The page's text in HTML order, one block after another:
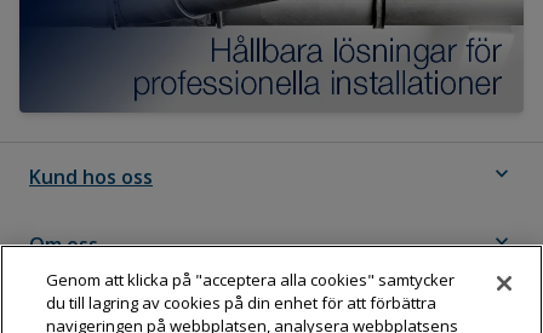
Kund hos oss expand_more
Om oss expand_more
Följ Dahl
Genom att klicka på "acceptera alla cookies" samtycker
du till lagring av cookies på din enhet för att förbättra
navigeringen på webbplatsen, analysera webbplatsens